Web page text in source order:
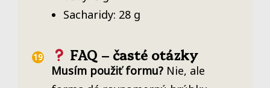
Sacharidy: 28 g
FAQ – časté otázky
Musím použiť formu? Nie, ale